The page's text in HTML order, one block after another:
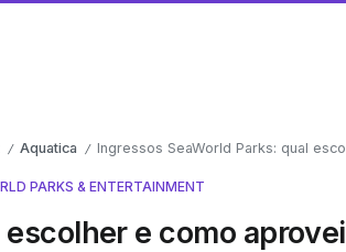
/ Aquatica / Ingressos SeaWorld Parks: qual
PARKS & ENTERTAINMENT
e como